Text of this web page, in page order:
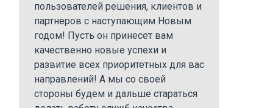
пользователей решения, клиентов и
партнеров с наступающим Новым
годом! Пусть он принесет вам
качественно новые успехи и
развитие всех приоритетных для вас
направлений! А мы со своей
стороны будем и дальше стараться